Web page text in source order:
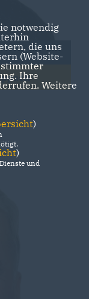
notwendig
die uns
(Website-
Ihre
Weitere
)
)
und